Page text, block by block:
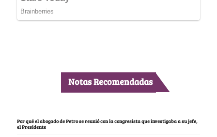
Notas Recomendadas
Por qué el abogado de Petro se reunió con la congresista que investigaba a su jefe,
el Presidente